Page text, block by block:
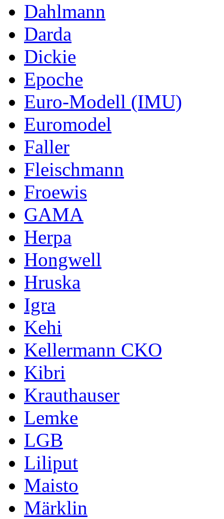
Dahlmann
Darda
Dickie
Epoche
Euro-Modell (IMU)
Euromodel
Faller
Fleischmann
Froewis
GAMA
Herpa
Hongwell
Hruska
Igra
Kehi
Kellermann CKO
Kibri
Krauthauser
Lemke
LGB
Liliput
Maisto
Märklin